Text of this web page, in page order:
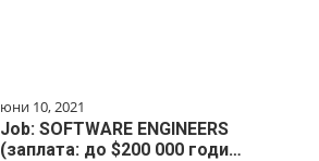
юни 10, 2021
Job: SOFTWARE ENGINEERS
(заплата: до $200 000 годи…